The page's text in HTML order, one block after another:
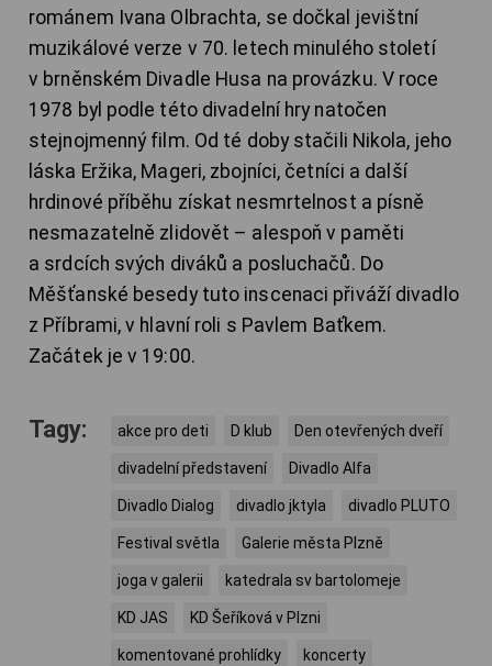
románem Ivana Olbrachta, se dočkal jevištní
muzikálové verze v 70. letech minulého století
v brněnském Divadle Husa na provázku. V roce
1978 byl podle této divadelní hry natočen
stejnojmenný film. Od té doby stačili Nikola, jeho
láska Eržika, Mageri, zbojníci, četníci a další
hrdinové příběhu získat nesmrtelnost a písně
nesmazatelně zlidovět – alespoň v paměti
a srdcích svých diváků a posluchačů. Do
Měšťanské besedy tuto inscenaci přiváží divadlo
z Příbrami, v hlavní roli s Pavlem Baťkem.
Začátek je v 19:00.
Tagy: akce pro deti D klub Den otevřených dveří
divadelní představení Divadlo Alfa
Divadlo Dialog divadlo jktyla divadlo PLUTO
Festival světla Galerie města Plzně
joga v galerii katedrala sv bartolomeje
KD JAS KD Šeříková v Plzni
komentované prohlídky koncerty